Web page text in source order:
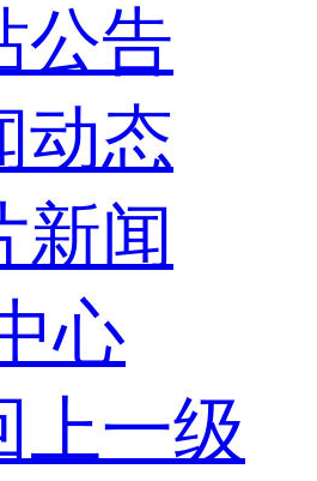
公告
动态
新闻
心
上一级